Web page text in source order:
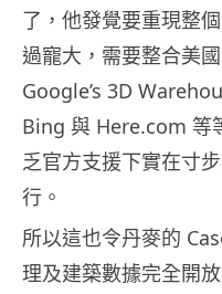
了，他發覺要重現整
過寵大，需要整合美
Google’s 3D
Bing 與 Here.com 等
乏官方支援下實在寸
行。
所以這也令丹麥的
理及建築數據完全開